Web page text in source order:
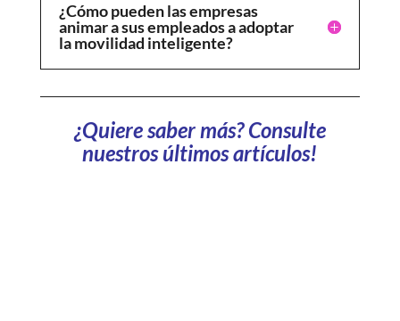
¿Cómo pueden las empresas
animar a sus empleados a adoptar
la movilidad inteligente?
¿Quiere saber más? Consulte
nuestros últimos artículos!